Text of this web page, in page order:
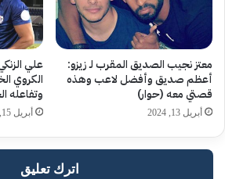
معتز نجيب الصديق المقرب لـ زيزو:
أعظم صديق وأفضل لاعب وهذه
قصتي معه (حوار)
أبريل 13, 2024
علي
الكروي
وتفاعله
أبريل 15, 2026
اترك تعليق